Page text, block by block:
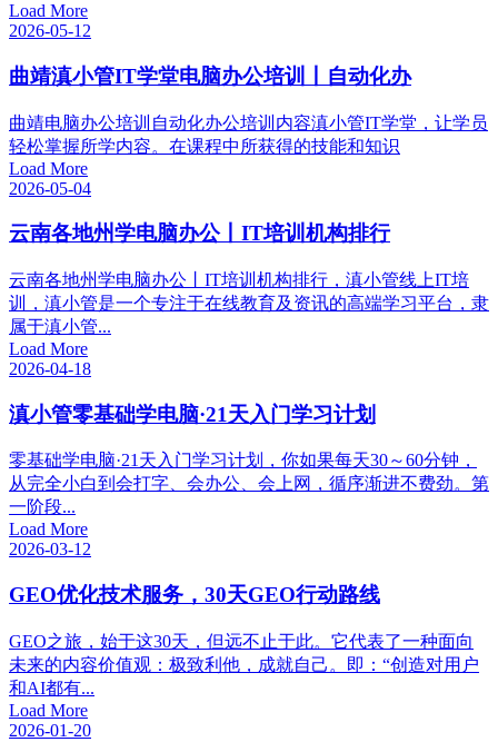
Load More
2026-05-12
曲靖滇小管IT学堂电脑办公培训丨自动化办
曲靖电脑办公培训自动化办公培训内容滇小管IT学堂，让学员
轻松掌握所学内容。在课程中所获得的技能和知识
Load More
2026-05-04
云南各地州学电脑办公丨IT培训机构排行
云南各地州学电脑办公丨IT培训机构排行，滇小管线上IT培
训，滇小管是一个专注于在线教育及资讯的高端学习平台，隶
属于滇小管...
Load More
2026-04-18
滇小管零基础学电脑·21天入门学习计划
零基础学电脑·21天入门学习计划，你如果每天30～60分钟，
从完全小白到会打字、会办公、会上网，循序渐进不费劲。第
一阶段...
Load More
2026-03-12
GEO优化技术服务，30天GEO行动路线
GEO之旅，始于这30天，但远不止于此。它代表了一种面向
未来的内容价值观：极致利他，成就自己。即：“创造对用户
和AI都有...
Load More
2026-01-20